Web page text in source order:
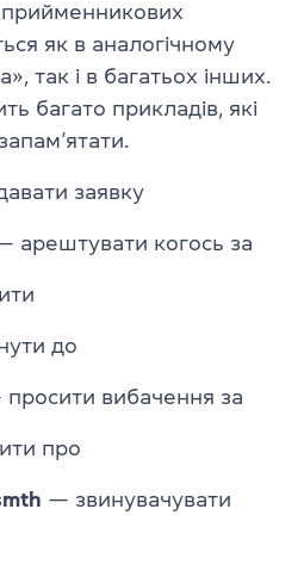
прийменникових
як в аналогічному
так і в багатьох інших.
багато прикладів, які
заявку
арештувати когось за
до
вибачення за
про
— звинувачувати